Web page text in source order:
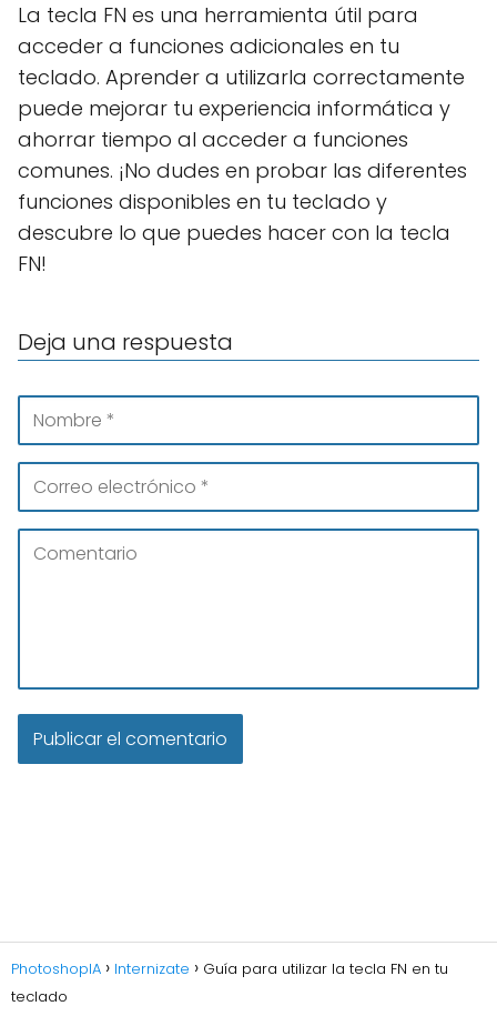
La tecla FN es una herramienta útil para
acceder a funciones adicionales en tu
teclado. Aprender a utilizarla correctamente
puede mejorar tu experiencia informática y
ahorrar tiempo al acceder a funciones
comunes. ¡No dudes en probar las diferentes
funciones disponibles en tu teclado y
descubre lo que puedes hacer con la tecla
FN!
Deja una respuesta
PhotoshopIA Internizate
Guía para utilizar la tecla FN en tu
teclado